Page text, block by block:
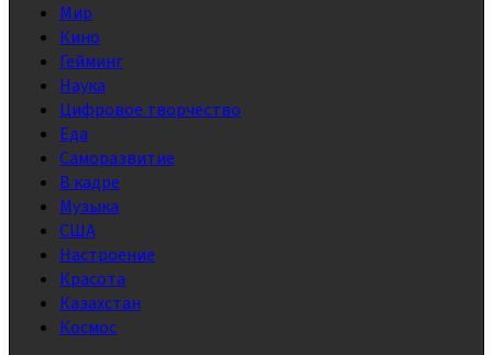
Мир
Кино
Гейминг
Наука
Цифровое творчество
Еда
Саморазвитие
В кадре
Музыка
США
Настроение
Красота
Казахстан
Космос